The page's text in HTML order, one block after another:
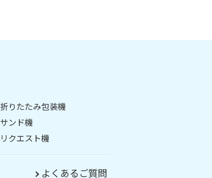
折りたたみ包装機
サンド機
リクエスト機
よくあるご質問